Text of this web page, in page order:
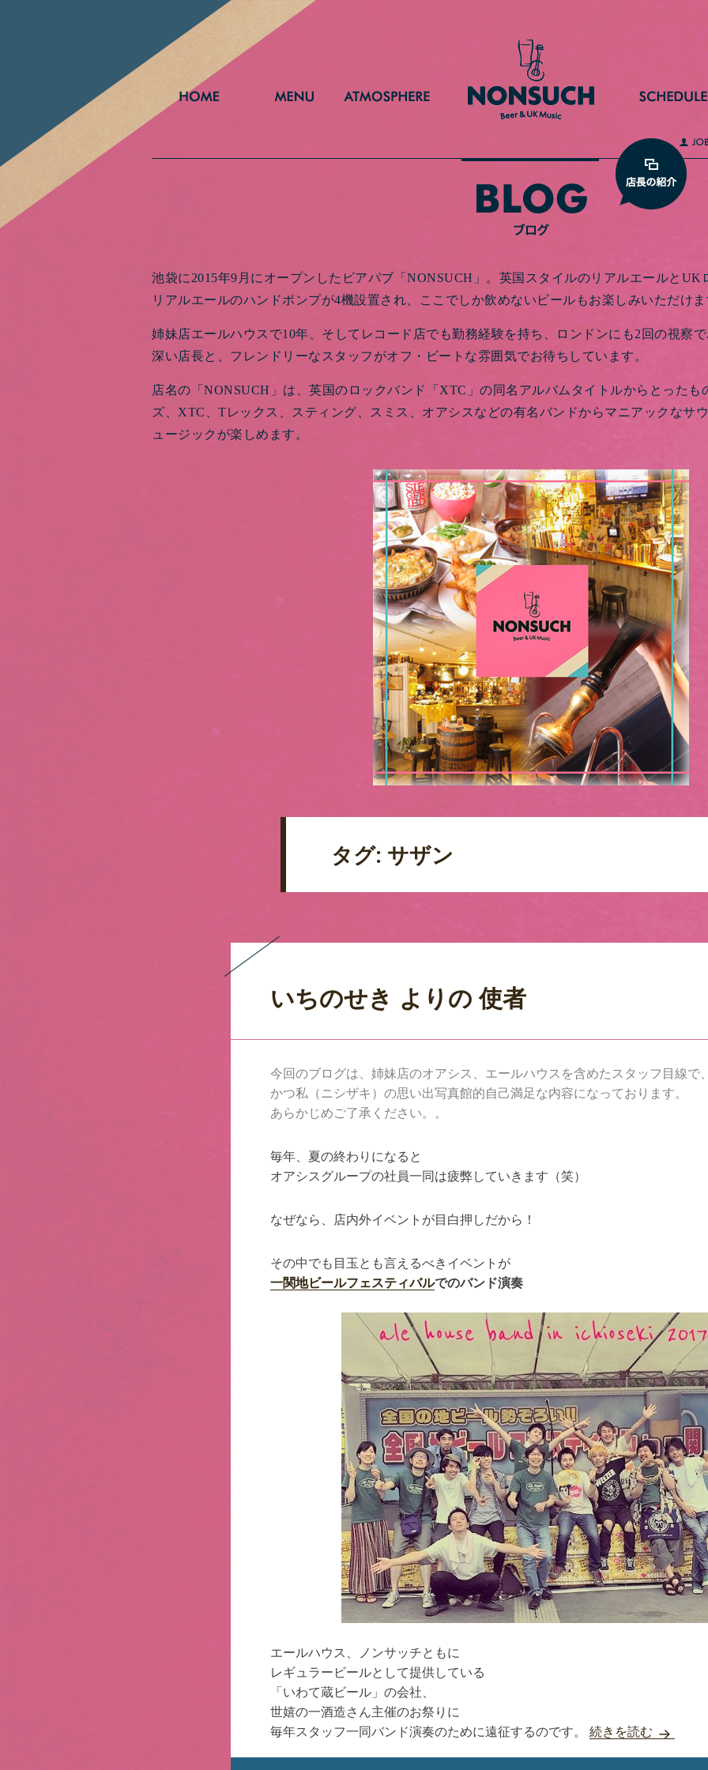
池袋に2015年9月にオープンしたビアパブ「NONSUCH」。英国スタイルのリアルエールと
リアルエールのハンドポンプが4機設置され、ここでしか飲めないビールもお楽しみいただけ
姉妹店エールハウスで10年、そしてレコード店でも勤務経験を持ち、ロンドンにも2回の視察
深い店長と、フレンドリーなスタッフがオフ・ビートな雰囲気でお待ちしています。
店名の「NONSUCH」は、英国のロックバンド「XTC」の同名アルバムタイトルからとった
ズ、XTC、Tレックス、スティング、スミス、オアシスなどの有名バンドからマニアックなサ
ュージックが楽しめます。
タグ: サザン
いちのせき よりの 使者
今回のブログは、姉妹店のオアシス、エールハウスを含めたスタッフ目線で
かつ私（ニシザキ）の思い出写真館的自己満足な内容になっております。
あらかじめご了承ください。。
毎年、夏の終わりになると
オアシスグループの社員一同は疲弊していきます（笑）
なぜなら、店内外イベントが目白押しだから！
その中でも目玉とも言えるべきイベントが
一関地ビールフェスティバルでのバンド演奏
エールハウス、ノンサッチともに
レギュラービールとして提供している
「いわて蔵ビール」の会社、
世嬉の一酒造さん主催のお祭りに
毎年スタッフ一同バンド演奏のために遠征するのです。 続きを読む いちの